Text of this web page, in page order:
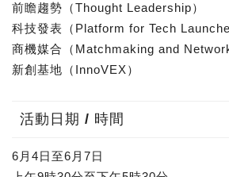
前瞻趨勢（Thought Leadership）
科技發表（Platform for Tech
商機媒合（Matchmaking and
新創基地（InnoVEX）
活動日期 / 時間
6月4日至6月7日